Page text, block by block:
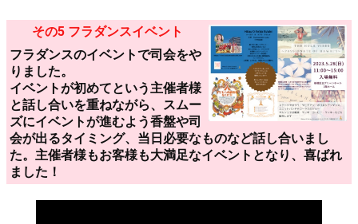
その5 フラダンスイベント
フラダンスのイベントで司会をや
りました。
イベントが初めてという主催者様
と話し合いを重ねながら、スムー
ズにイベントが進むよう香盤や司
会が出るタイミング、当日必要なものなど話し合いまし
た。主催者様もお客様も大満足なイベントとなり、喜ばれ
ました！